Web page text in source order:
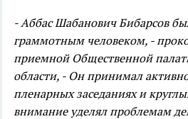
- Аббас Шабанович Бибарсов
граммотным человеком, -
приемной Общественной
области, - Он принимал
пленарных заседаниях и
внимание уделял проблемам